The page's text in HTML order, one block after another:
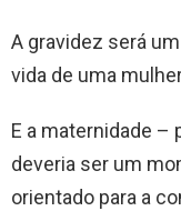
A gravidez será
vida de uma
E a maternidade –
deveria ser um
orientado para a